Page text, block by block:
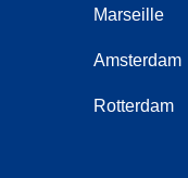
Marseille
Amsterdam
Rotterdam